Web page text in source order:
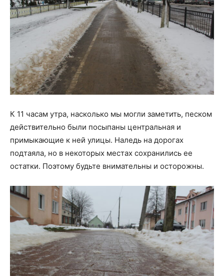
К 11 часам утра, насколько мы могли заметить, песком
действительно были посыпаны центральная и
примыкающие к ней улицы. Наледь на дорогах
подтаяла, но в некоторых местах сохранились ее
остатки. Поэтому будьте внимательны и осторожны.